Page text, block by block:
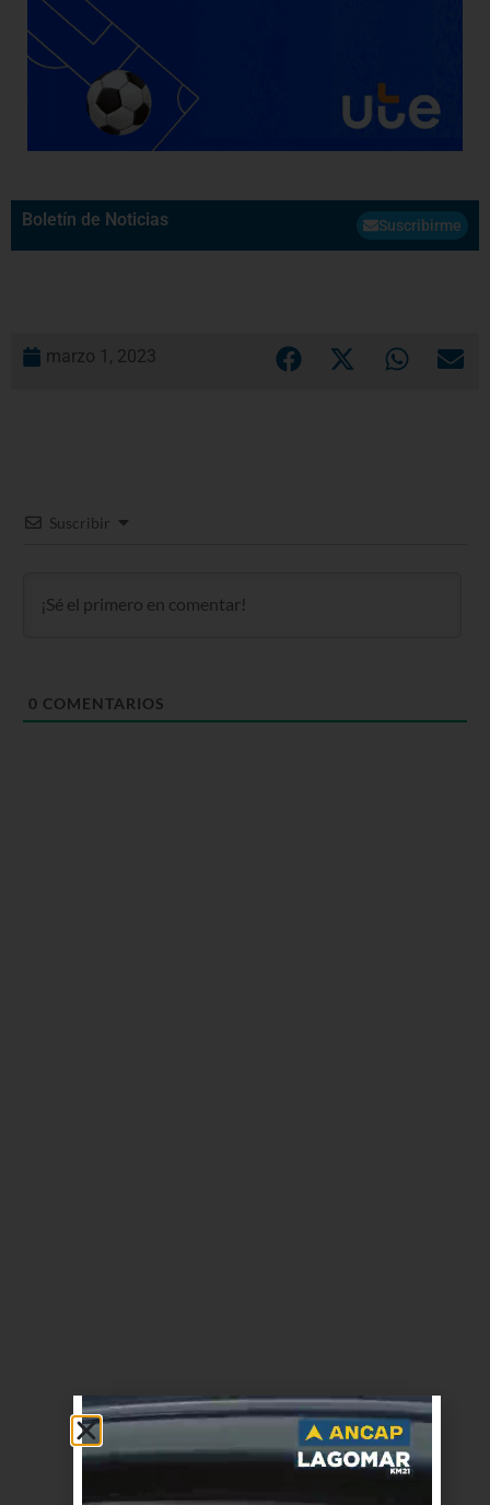
Boletín de Noticias Suscribirme
marzo 1, 2023
Suscribir
0 COMENTARIOS